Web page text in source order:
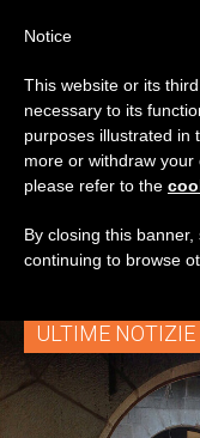
TAG
ULTIME NOTIZIE
Notice
This website or its
necessary to its
purposes illustrated in
more or withdraw your
please refer to the
By closing this
continuing to browse